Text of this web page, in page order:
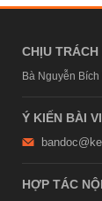
CHỊU
Bà Nguyễn Bích
Ý KIẾN BÀI
HỢP TÁC